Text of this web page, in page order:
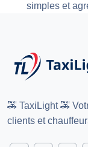
simples et
🚕 TaxiLight 🚕
clients et